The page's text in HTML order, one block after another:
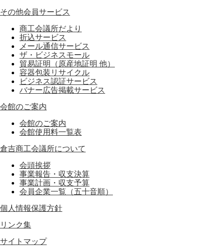
その他会員サービス
商工会議所だより
折込サービス
メール通信サービス
ザ・ビジネスモール
貿易証明（原産地証明 他）
容器包装リサイクル
ビジネス認証サービス
バナー広告掲載サービス
会館のご案内
会館のご案内
会館使用料一覧表
倉吉商工会議所について
会頭挨拶
事業報告・収支決算
事業計画・収支予算
会員企業一覧（五十音順）
個人情報保護方針
リンク集
サイトマップ